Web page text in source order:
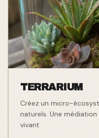
TERRARIUM
Créez un micro-
naturels. Une
vivant.